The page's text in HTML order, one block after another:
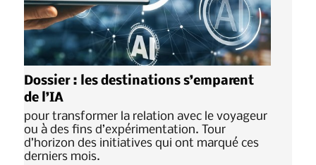
Dossier : les destinations s’emparent
de l’IA
pour transformer la relation avec le voyageur
ou à des fins d’expérimentation. Tour
d’horizon des initiatives qui ont marqué ces
derniers mois.